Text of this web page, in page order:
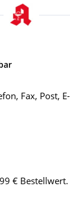
Fax, Post,
€ Bestellwert.